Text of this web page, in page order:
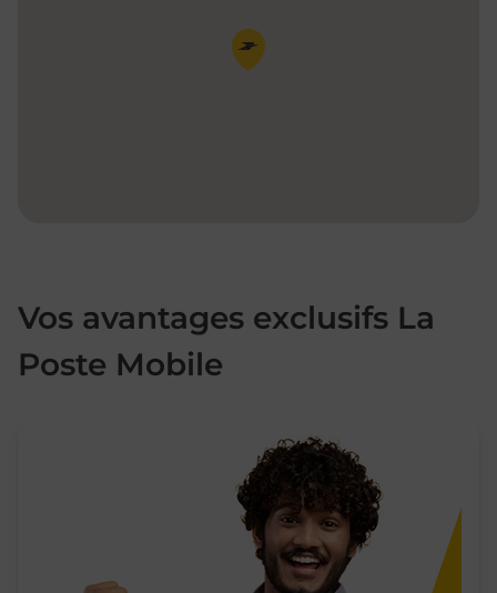
Pin de la carte
Vos avantages exclusifs La
Poste Mobile